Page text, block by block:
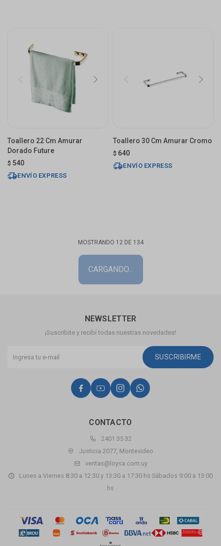
Toallero 22 Cm Amurar
Dorado Future
$ 540
ENVÍO EXPRESS
Toallero 30 Cm Amurar Cromo
$ 640
ENVÍO EXPRESS
MOSTRANDO 12DE 134
CONTACTO
2401 35 32
Justicia 2077, Montevideo
ventas@loysa.com.uy
Lunes a Viernes 8:30 a 12:30 y 13:30 a 17:30 hs Sábados 9:00 a 13:00
hs
NEWSLETTER
¡Suscribite y recibí todas nuestras novedades!
SUSCRIBIRME
   